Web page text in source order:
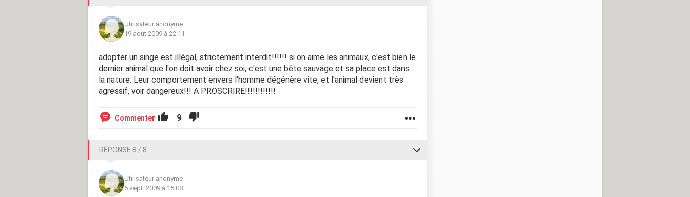
Utilisateur anonyme
19 août 2009 à 22:11
adopter un singe est illégal, strictement interdit!!!!!! si on aime les animaux, c'est bien le
dernier animal que l'on doit avoir chez soi, c'est une bête sauvage et sa place est dans
la nature. Leur comportement envers l'homme dégénère vite, et l'animal devient très
agressif, voir dangereux!!! A PROSCRIRE!!!!!!!!!!!!
Commenter 9
RÉPONSE 8 / 8
Utilisateur anonyme
6 sept. 2009 à 15:08